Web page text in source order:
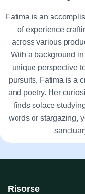
Fatima is an
of experience
across various
With a background
unique perspective
pursuits, Fatima is a
and poetry. Her
finds solace
words or stargazing,
Risorse